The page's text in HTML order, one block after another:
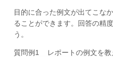
目的に合った例文が出てこな
ることができます。回答の精
う。
質問例1
レポートの例文を教